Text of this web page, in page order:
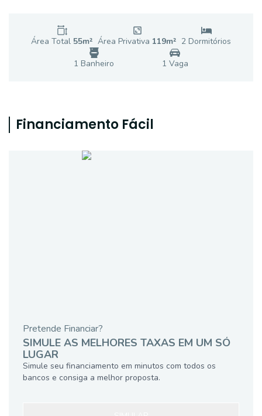
Área Total 55m² Área Privativa 119m² 2 Dormitórios
1 Banheiro 1 Vaga
Financiamento Fácil
Pretende Financiar?
SIMULE AS MELHORES TAXAS EM UM SÓ
LUGAR
Simule seu financiamento em minutos com todos os
bancos e consiga a melhor proposta.